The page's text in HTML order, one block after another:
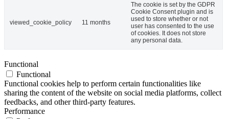
viewed_cookie_policy 11 months
The cookie is set by the GDPR
Cookie Consent plugin and is
used to store whether or not
user has consented to the use
of cookies. It does not store
any personal data.
Functional
Functional
Functional cookies help to perform certain functionalities like
sharing the content of the website on social media platforms, collect
feedbacks, and other third-party features.
Performance